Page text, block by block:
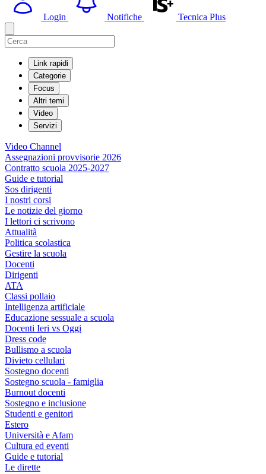
Login Notifiche Tecnica Plus
Link rapidi
Categorie
Focus
Altri temi
Video
Servizi
Video Channel
Assegnazioni provvisorie 2026
Contratto scuola 2025-2027
Guide e tutorial
Sos dirigenti
I nostri corsi
Le notizie del giorno
I lettori ci scrivono
Attualità
Politica scolastica
Gestire la scuola
Docenti
Dirigenti
ATA
Classi pollaio
Intelligenza artificiale
Educazione sessuale a scuola
Docenti Ieri vs Oggi
Dress code
Bullismo a scuola
Divieto cellulari
Sostegno docenti
Sostegno scuola - famiglia
Burnout docenti
Sostegno e inclusione
Studenti e genitori
Estero
Università e Afam
Cultura ed eventi
Guide e tutorial
Le dirette